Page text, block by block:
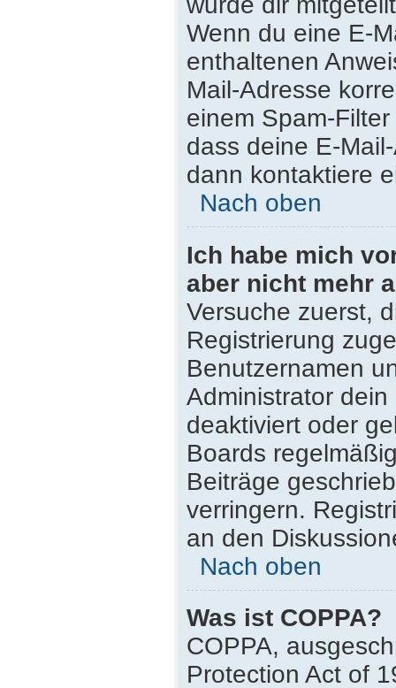
Wenn du eine E-
enthaltenen
Mail-Adresse
einem Spam-
dass deine E-
dann kontaktiere
Nach oben
Ich habe mich
aber nicht mehr
Versuche zuerst,
Registrierung
Benutzernamen
Administrator
deaktiviert oder
Boards
Beiträge
verringern.
an den
Nach oben
Was ist COPPA?
COPPA,
Protection Act of